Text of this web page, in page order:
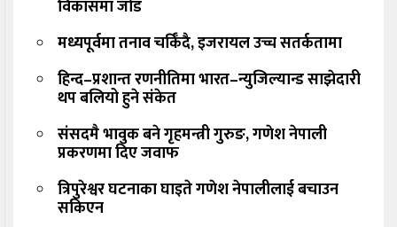
विकासमा जोड
मध्यपूर्वमा तनाव चर्किँदै, इजरायल उच्च सतर्कतामा
हिन्द–प्रशान्त रणनीतिमा भारत–न्युजिल्यान्ड साझेदारी
थप बलियो हुने संकेत
संसदमै भावुक बने गृहमन्त्री गुरुङ, गणेश नेपाली
प्रकरणमा दिए जवाफ
त्रिपुरेश्वर घटनाका घाइते गणेश नेपालीलाई बचाउन
सकिएन